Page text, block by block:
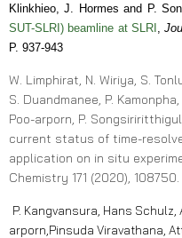
Klinkhieo, J. Hormes and P.
SUT-SLRI) beamline at SLRI
,
P. 937-943
W. Limphirat, N. Wiriya, S.
S. Duandmanee, P.
Poo-arporn, P.
current status of time-
application on in situ
Chemistry 171 (2020), 108750.
P. Kangvansura, Hans
arporn,Pinsuda Viravathana,